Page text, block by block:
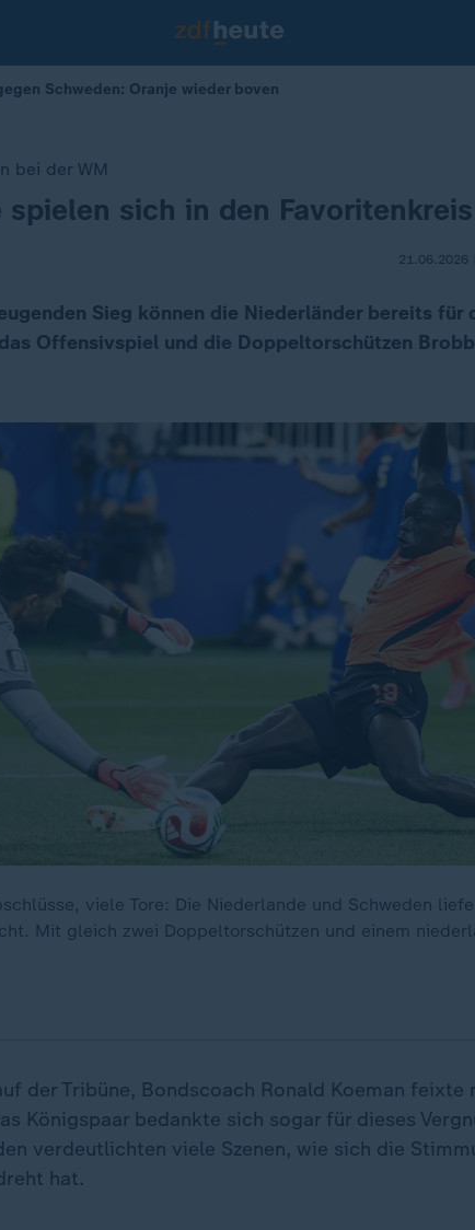
Schweden: Oranje wieder boven
bei der WM
spielen sich in den Favoritenkreis
21.06.2026
Sieg können die Niederländer bereits für
Offensivspiel und die Doppeltorschützen
viele Tore: Die Niederlande und Schweden
Mit gleich zwei Doppeltorschützen und einem
der Tribüne, Bondscoach Ronald Koeman feixte
Königspaar bedankte sich sogar für dieses
verdeutlichten viele Szenen, wie sich die
hat.